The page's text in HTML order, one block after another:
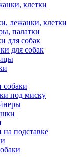
клетки
лежанки, клетки
палатки
для собак
для собак
под миску
подставке